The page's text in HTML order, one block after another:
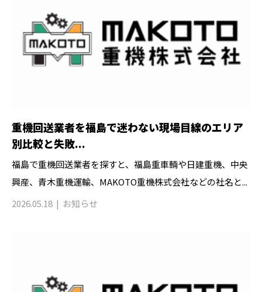
重機回送業者を福島で迷わない現場目線のエリア
別比較と失敗...
福島で重機回送業者を探すと、福島重車輌や日建重機、中央
興産、青木重機運輸、MAKOTO重機株式会社などの社名と...
2026.05.18
お知らせ